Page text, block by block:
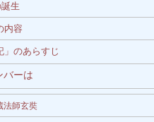
生
内容
」のあらすじ
バーは
法師玄奘